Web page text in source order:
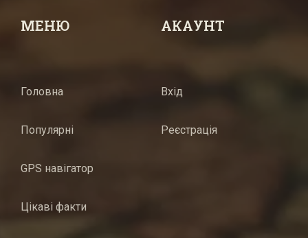
МЕНЮ
Головна
Популярні
GPS навігатор
Цікаві факти
АКАУНТ
Вхід
Реєстрація